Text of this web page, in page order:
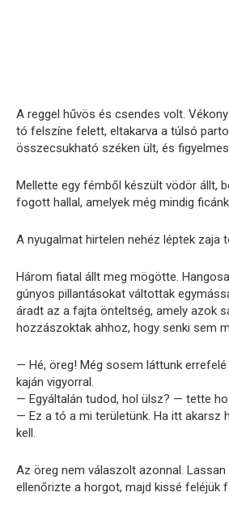
A reggel hűvös és csendes volt.
tó felszíne felett, eltakarva a túlsó
összecsukható széken ült, és
Mellette egy fémből készült vödör állt,
fogott hallal, amelyek még mindig
A nyugalmat hirtelen nehéz léptek zaja
Három fiatal állt meg mögötte.
gúnyos pillantásokat váltottak
áradt az a fajta önteltség, amely azok
hozzászoktak ahhoz, hogy senki sem
— Hé, öreg! Még sosem láttunk
kaján vigyorral.
— Egyáltalán tudod, hol ülsz? — tette
— Ez a tó a mi területünk. Ha itt akarsz
kell.
Az öreg nem válaszolt azonnal. Lassan
ellenőrizte a horgot, majd kissé feléjük